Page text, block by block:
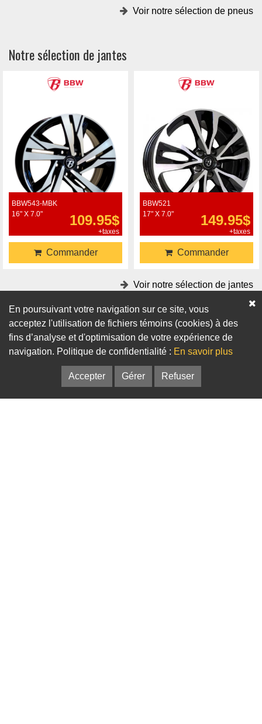
Voir notre sélection de pneus
Notre sélection de jantes
BBW543-MBK
16" X 7.0"
109.95$
+taxes
Commander
BBW521
17" X 7.0"
149.95$
+taxes
Commander
Voir notre sélection de jantes
Accessoires
Adaptateurs Bagues de centrage
En poursuivant votre navigation sur ce site, vous
acceptez l'utilisation de fichiers témoins (cookies) à des
fins d’analyse et d'optimisation de votre expérience de
navigation. Politique de confidentialité : En savoir plus
Accepter Gérer Refuser